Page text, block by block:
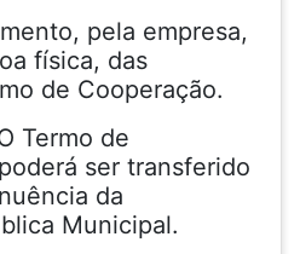
pela empresa,
física, das
de Cooperação.
Termo de
ser transferido
da
Municipal.